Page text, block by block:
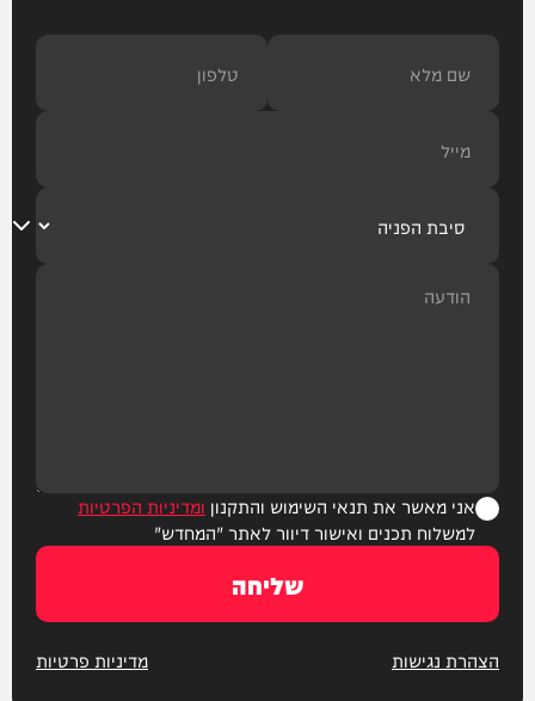
אני מאשר את תנאי השימוש והתקנון ומדיניות הפרטיות
למשלוח תכנים ואישור דיוור לאתר "המחדש"
שליחה
הצהרת נגישות מדיניות פרטיות